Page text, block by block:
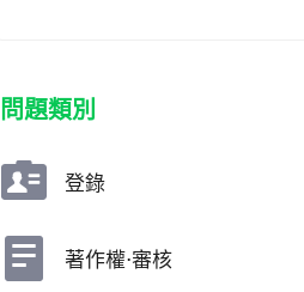
問題類別
登錄
著作權⋅審核